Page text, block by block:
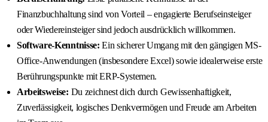
Finanzbuchhaltung sind von Vorteil – engagierte Berufseinsteiger
oder Wiedereinsteiger sind jedoch ausdrücklich willkommen.
Software-Kenntnisse: Ein sicherer Umgang mit den gängigen MS-
Office-Anwendungen (insbesondere Excel) sowie idealerweise erste
Berührungspunkte mit ERP-Systemen.
Arbeitsweise: Du zeichnest dich durch Gewissenhaftigkeit,
Zuverlässigkeit, logisches Denkvermögen und Freude am Arbeiten